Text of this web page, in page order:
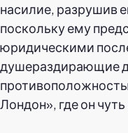
насилие, разрушив
поскольку ему
юридическими
душераздирающие
Лондон», где он